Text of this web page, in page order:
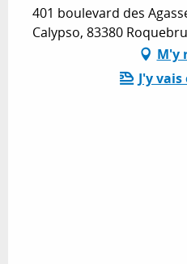
401 boulevard des
Calypso, 83380
M'y
J'y